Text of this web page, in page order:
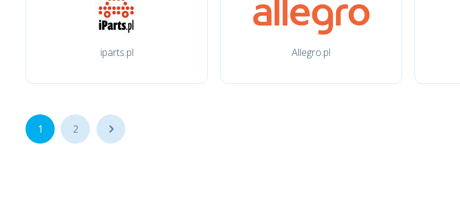
iparts.pl Allegro.pl
1 2 ...